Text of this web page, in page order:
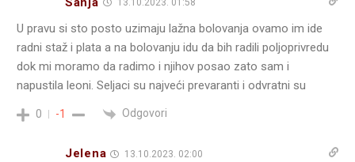
13.10.2023. 01:58
U pravu si sto posto uzimaju lažna bolovanja ovamo im ide
radni staž i plata a na bolovanju idu da bih radili poljoprivredu
dok mi moramo da radimo i njihov posao zato sam i
napustila leoni. Seljaci su najveći prevaranti i odvratni su
0 -1 Odgovori
Jelena 13.10.2023. 02:00